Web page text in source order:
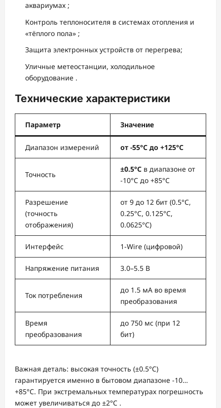
аквариумах ;
Контроль теплоносителя в системах отопления и
«тёплого пола» ;
Защита электронных устройств от перегрева;
Уличные метеостанции, холодильное
оборудование .
Технические характеристики
Параметр Значение
Диапазон измерений от -55°C до +125°C
Точность
±0.5°C в диапазоне от
-10°C до +85°C
Разрешение
(точность
отображения)
от 9 до 12 бит (0.5°C,
0.25°C, 0.125°C,
0.0625°C)
Интерфейс 1-Wire (цифровой)
Напряжение питания 3.0–5.5 В
Ток потребления
до 1.5 мА во время
преобразования
Время
преобразования
до 750 мс (при 12
бит)
Важная деталь: высокая точность (±0.5°C)
гарантируется именно в бытовом диапазоне -10…
+85°C. При экстремальных температурах погрешность
может увеличиваться до ±2°C .